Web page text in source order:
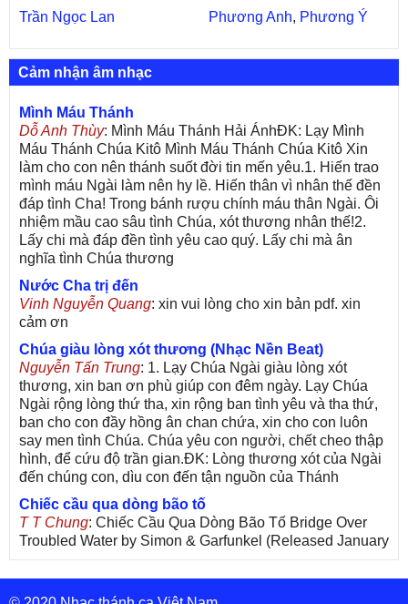
Trần Ngọc Lan Phương Anh, Phương Ý
Cảm nhận âm nhạc
Mình Máu Thánh
Dỗ Anh Thùy: Mình Máu Thánh Hải ÁnhĐK: Lạy Mình
Máu Thánh Chúa Kitô Mình Máu Thánh Chúa Kitô Xin
làm cho con nên thánh suốt đời tin mến yêu.1. Hiến trao
mình máu Ngài làm nên hy lề. Hiến thân vì nhân thế đền
đáp tình Cha! Trong bánh rượu chính máu thân Ngài. Ôi
nhiệm mầu cao sâu tình Chúa, xót thương nhân thế!2.
Lấy chi mà đáp đền tình yêu cao quý. Lấy chi mà ân
nghĩa tình Chúa thương
Nước Cha trị đến
Vinh Nguyễn Quang: xin vui lòng cho xin bản pdf. xin
cảm ơn
Chúa giàu lòng xót thương (Nhạc Nền Beat)
Nguyễn Tấn Trung: 1. Lạy Chúa Ngài giàu lòng xót
thương, xin ban ơn phù giúp con đêm ngày. Lạy Chúa
Ngài rộng lòng thứ tha, xin rộng ban tình yêu và tha thứ,
ban cho con đầy hồng ân chan chứa, xin cho con luôn
say men tình Chúa. Chúa yêu con người, chết cheo thập
hình, để cứu độ trần gian.ĐK: Lòng thương xót của Ngài
đến chúng con, dìu con đến tận nguồn của Thánh
Chiếc cầu qua dòng bão tố
T T Chung: Chiếc Cầu Qua Dòng Bão Tố Bridge Over
Troubled Water by Simon & Garfunkel (Released January
26, 1970) Lời Việt: Nhạc Sĩ Vũ Đức Nghiêm Trình Bày:
Chung Tử Lưu